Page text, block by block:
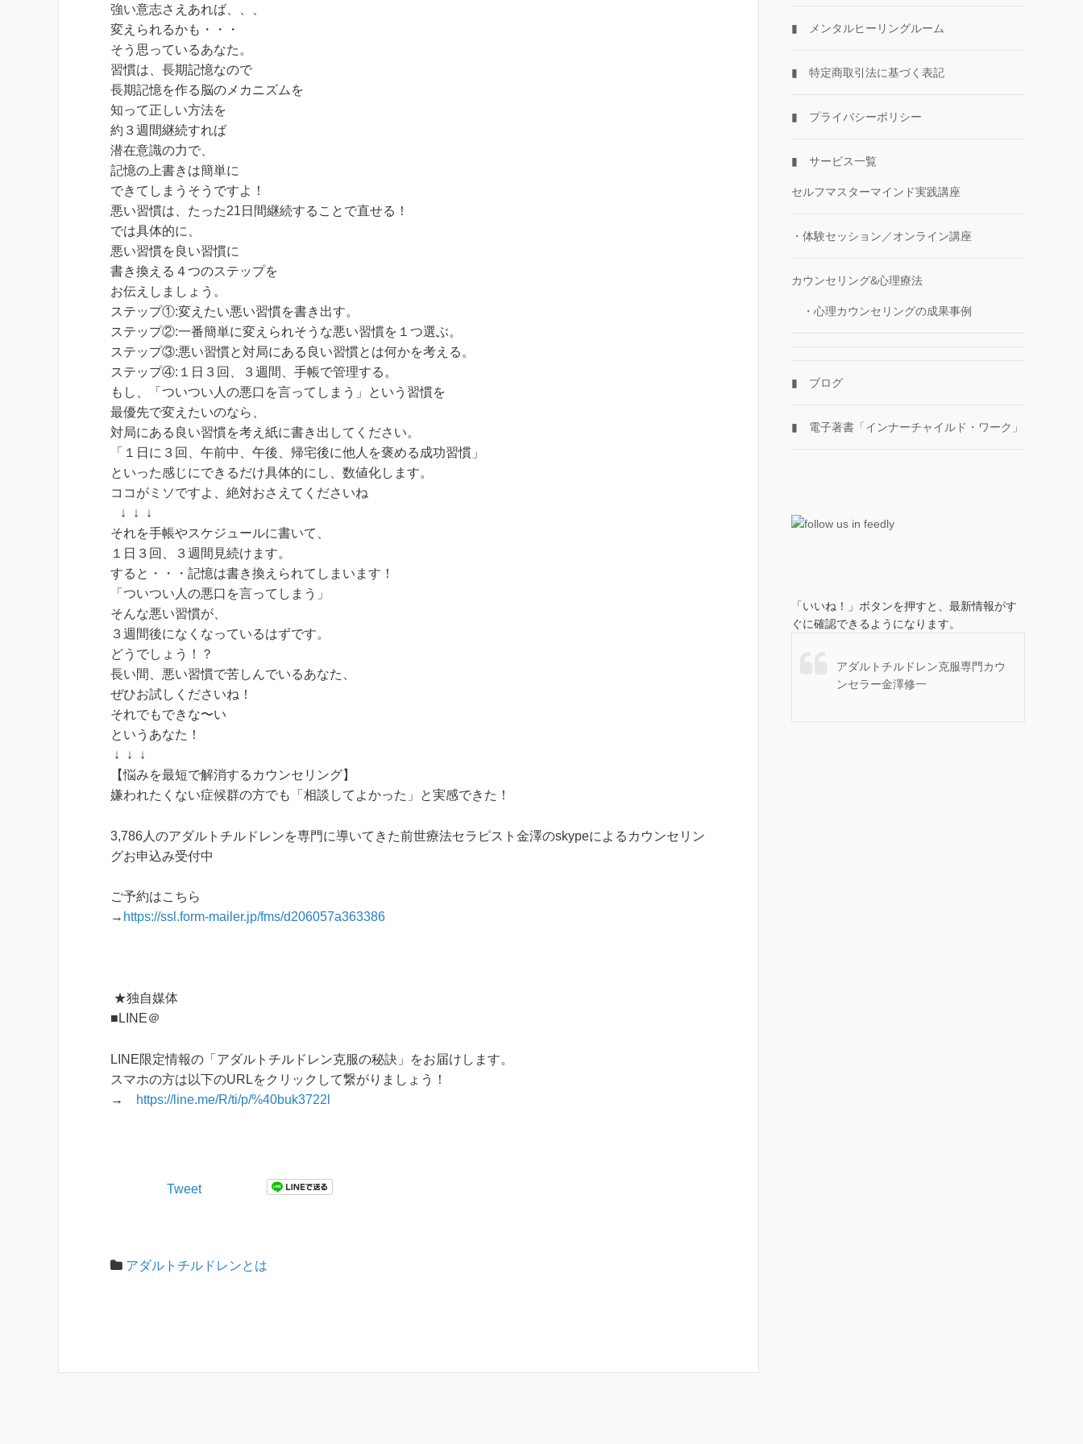
強い意志さえあれば、、、
変えられるかも・・・
そう思っているあなた。
習慣は、長期記憶なので
長期記憶を作る脳のメカニズムを
知って正しい方法を
約３週間継続すれば
潜在意識の力で、
記憶の上書きは簡単に
できてしまうそうですよ！
悪い習慣は、たった21日間継続することで直せる！
では具体的に、
悪い習慣を良い習慣に
書き換える４つのステップを
お伝えしましょう。
ステップ①:変えたい悪い習慣を書き出す。
ステップ②:一番簡単に変えられそうな悪い習慣を１つ選ぶ。
ステップ③:悪い習慣と対局にある良い習慣とは何かを考える。
ステップ④:１日３回、３週間、手帳で管理する。
もし、「ついつい人の悪口を言ってしまう」という習慣を
最優先で変えたいのなら、
対局にある良い習慣を考え紙に書き出してください。
「１日に３回、午前中、午後、帰宅後に他人を褒める成功習慣」
といった感じにできるだけ具体的にし、数値化します。
ココがミソですよ、絶対おさえてくださいね
↓ ↓ ↓
それを手帳やスケジュールに書いて、
１日３回、３週間見続けます。
すると・・・記憶は書き換えられてしまいます！
「ついつい人の悪口を言ってしまう」
そんな悪い習慣が、
３週間後になくなっているはずです。
どうでしょう！？
長い間、悪い習慣で苦しんでいるあなた、
ぜひお試しくださいね！
それでもできな〜い
というあなた！
↓ ↓ ↓
【悩みを最短で解消するカウンセリング】
嫌われたくない症候群の方でも「相談してよかった」と実感できた！
3,786人のアダルトチルドレンを専門に導いてきた前世療法セラピスト金澤のskypeによるカウンセリン
グお申込み受付中
ご予約はこちら
→ https://ssl.form-mailer.jp/fms/d206057a363386
★独自媒体
■LINE＠
LINE限定情報の「アダルトチルドレン克服の秘訣」をお届けします。
スマホの方は以下のURLをクリックして繋がりましょう！
→
https://line.me/R/ti/p/%40buk3722l
Tweet
アダルトチルドレンとは
▮ メンタルヒーリングルーム
▮ 特定商取引法に基づく表記
▮ プライバシーポリシー
▮ サービス一覧
セルフマスターマインド実践講座
・体験セッション／オンライン講座
カウンセリング&心理療法
・心理カウンセリングの成果事例
▮ ブログ
▮ 電子著書「インナーチャイルド・ワーク」
「いいね！」ボタンを押すと、最新情報がす
ぐに確認できるようになります。
アダルトチルドレン克服専門カウ
ンセラー金澤修一